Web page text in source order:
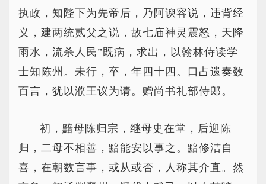
执政，知陛下为先帝后，乃阿谀容说，违背经
义，建两统贰父之说，故七庙神灵震怒，天降
雨水，流杀人民”既病，求出，以翰林侍读学
士知陈州。未行，卒，年四十四。口占遗奏数
百言，犹以濮王议为请。赠尚书礼部侍郎。
初，黯母陈归宗，继母史在堂，后迎陈
归，二母不相善，黯能安以事之。黯修洁自
喜，在朝数言事，或从或否，人称其介直。然